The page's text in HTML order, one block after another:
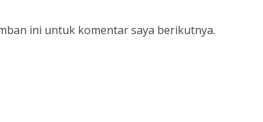
ini untuk komentar saya berikutnya.